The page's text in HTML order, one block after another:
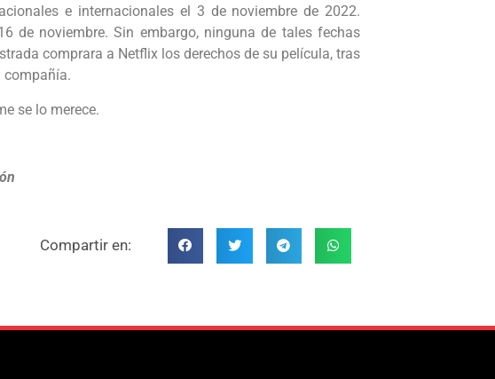
e internacionales el 3 de noviembre de 2022.
de noviembre. Sin embargo, ninguna de tales fechas
comprara a Netflix los derechos de su película, tras
compañía.
se lo merece.
Compartir en: